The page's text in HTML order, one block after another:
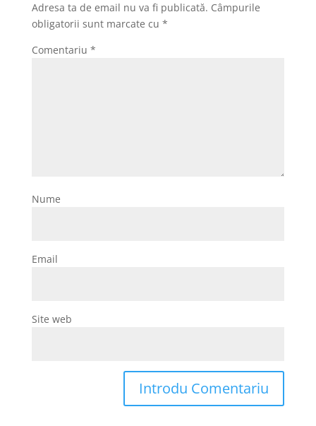
Adresa ta de email nu va fi publicată. Câmpurile
obligatorii sunt marcate cu *
Comentariu *
Nume
Email
Site web